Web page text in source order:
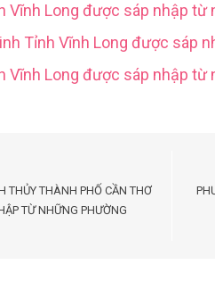
Vĩnh Long được sáp nhập từ
Tỉnh Vĩnh Long được sáp
Vĩnh Long được sáp nhập từ
THỦY THÀNH PHỐ CẦN THƠ
TỪ NHỮNG PHƯỜNG